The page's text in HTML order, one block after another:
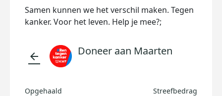
Samen kunnen we het verschil maken. Tegen
kanker. Voor het leven. Help je mee?;
arrow_back Doneer aan Maarten
Opgehaald Streefbedrag